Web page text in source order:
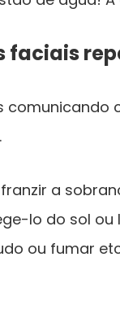
faciais
comunicando
a
lo do sol ou
ou fumar